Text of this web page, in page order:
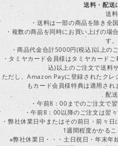
送料・配送
送料
・送料は一部の商品を除き全
・複数の商品を同時にお買い上げの場
す。
・商品代金合計5000円(税込)以上の
・タミヤカード会員様はタミヤカード
込)以上のご注文で送料
ただし、Amazon Payに登録されたク
もカード会員様特典は適用され
配送
・午前8：00までのご注文で
・午前8：00以降のご注文は翌
・弊社休業日中またはその前日・前々
1週間程度かかるこ
※弊社休業日・・・土日祝日・年末年